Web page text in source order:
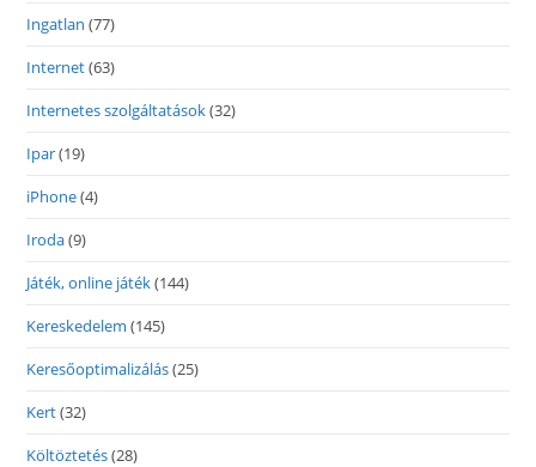
Ingatlan (77)
Internet(63)
Internetes szolgáltatások(32)
Ipar(19)
iPhone(4)
Iroda(9)
Játék, online játék(144)
Kereskedelem (145)
Keresőoptimalizálás(25)
Kert(32)
Költöztetés(28)